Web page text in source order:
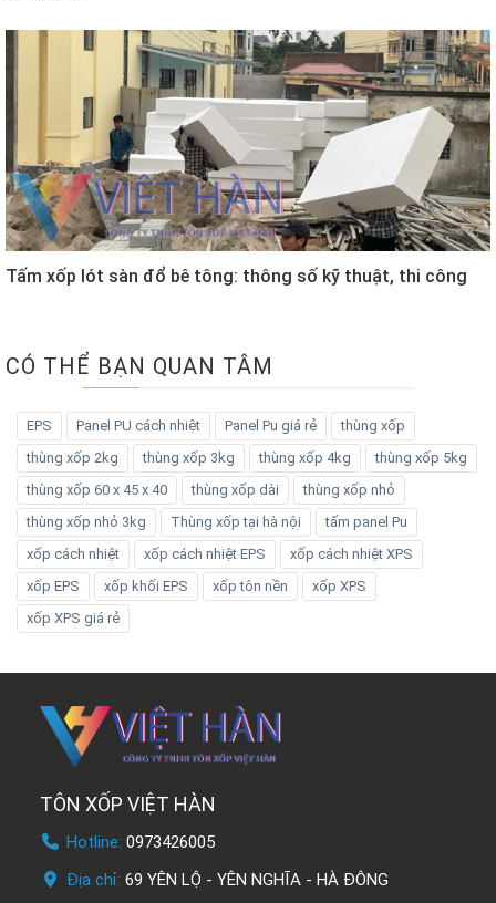
Tấm xốp lót sàn đổ bê tông: thông số kỹ thuật, thi công
CÓ THỂ BẠN QUAN TÂM
EPS Panel PU cách nhiệt Panel Pu giá rẻ
thùng xốp
thùng xốp 2kg
thùng xốp 3kg thùng xốp 4kg
thùng xốp 5kg
thùng xốp 60 x 45 x 40
thùng xốp dài
thùng xốp nhỏ
thùng xốp nhỏ 3kg
Thùng xốp tại hà nội
tấm panel Pu
xốp cách nhiệt
xốp cách nhiệt EPS
xốp cách nhiệt XPS
xốp EPS
xốp khối EPS xốp tôn nền
xốp XPS
xốp XPS giá rẻ
TÔN XỐP VIỆT HÀN
Hotline: 0973426005
Địa chỉ: 69 YÊN LỘ - YÊN NGHĨA - HÀ ĐÔNG